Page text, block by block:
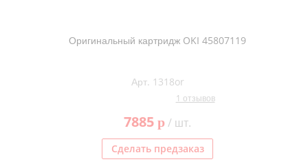
Оригинальный картридж OKI 45807119
Арт. 1318or
1 отзывов
7885 p/ шт.
Сделать предзаказ